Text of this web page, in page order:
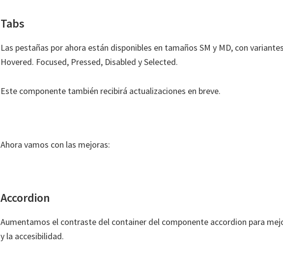
Tabs
Las pestañas por ahora están disponibles en tamaños SM y MD, con
Hovered. Focused, Pressed, Disabled y Selected.
Este componente también recibirá actualizaciones en breve.
Ahora vamos con las mejoras:
Accordion
Aumentamos el contraste del container del componente accordion para
y la accesibilidad.